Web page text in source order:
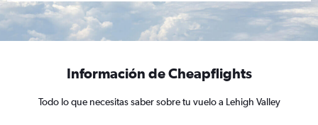
Información de Cheapflights
Todo lo que necesitas saber sobre tu vuelo a Lehigh Valley